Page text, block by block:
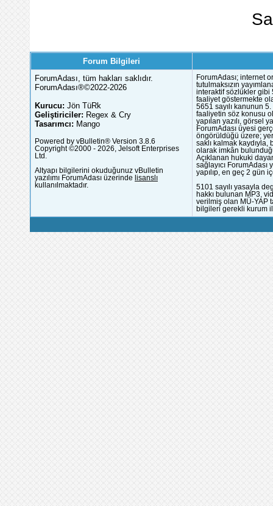
Forum Bilgileri
ForumAdası, tüm hakları saklıdır.
ForumAdası®©2022-2026
Kurucu: Jön TüRk
Geliştiriciler: Regex & Cry
Tasarımcı: Mango
Powered by vBulletin® Version 3.8.6
Copyright ©2000 - 2026, Jelsoft Enterprises
Ltd.
Altyapı bilgilerini okuduğunuz vBulletin
yazılımı ForumAdası üzerinde lisanslı
kullanılmaktadır.
ForumAdası; internet
tutulmaksızın
interaktif sözlükler gibi
faaliyet göstermekte
5651 sayılı kanunun
faaliyetin söz konusu
yapılan yazılı, görsel
ForumAdası üyesi
öngörüldüğü üzere;
saklı kalmak
olarak imkân
Açıklanan hukuki
sağlayıcı
yapılıp, en geç 2 gün
5101 sayılı yasayla
hakkı bulunan MP3,
verilmiş olan MÜ-YAP
bilgileri gerekli kurum